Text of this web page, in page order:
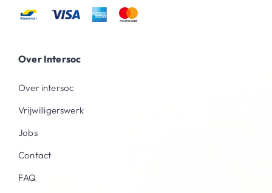
Over Intersoc
Over intersoc
Vrijwilligerswerk
Jobs
Contact
FAQ